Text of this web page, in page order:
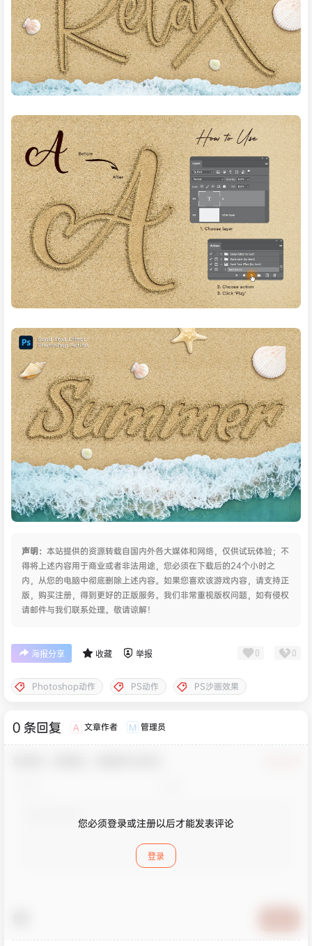
声明： 本站提供的资源转载自国内外各大媒体和网络，仅供试玩体验；不
得将上述内容用于商业或者非法用途，您必须在下载后的24个小时之
内，从您的电脑中彻底删除上述内容。如果您喜欢该游戏内容，请支持正
版，购买注册，得到更好的正版服务。我们非常重视版权问题，如有侵权
请邮件与我们联系处理。敬请谅解！
海报分享 收藏 举报 0 0
Photoshop动作 PS动作 PS沙画效果
0 条回复 A 文章作者 M 管理员
您必须登录或注册以后才能发表评论
登录